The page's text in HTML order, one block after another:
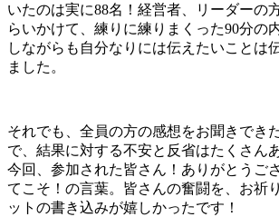
いたのは実に88名！経営者、リーダーの
らいかけて、練りに練りまくった90分の
しながらも自分なりには伝えたいことは
ました。
それでも、全員の方の感想をお聞きでき
で、結果に対する不安と反省はたくさん
今回、参加された皆さん！ありがとうご
てこそ！の言葉。皆さんの奮闘を、お祈
ットの書き込みが嬉しかったです！